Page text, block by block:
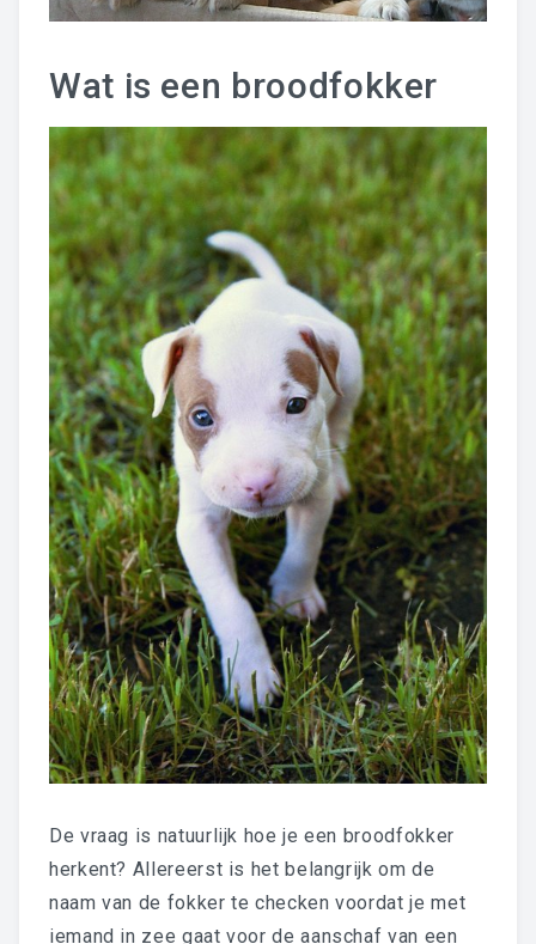
Wat is een broodfokker
De vraag is natuurlijk hoe je een broodfokker
herkent? Allereerst is het belangrijk om de
naam van de fokker te checken voordat je met
iemand in zee gaat voor de aanschaf van een